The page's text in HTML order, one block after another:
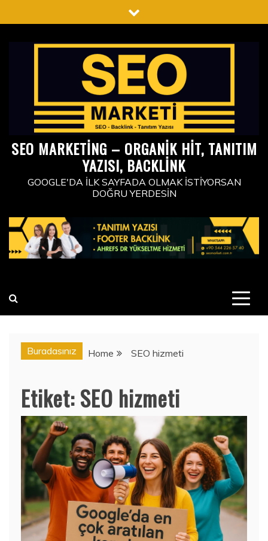
to
SEO MARKETING – ORGANIK HIT, TANITIM
YAZISI, BACKLINK
GOOGLE'DA İLK SAYFADA OLMAK İSTIYORSAN
DOĞRU YERDESIN
Buradasınız Home SEO hizmeti
Etiket:SEO hizmeti